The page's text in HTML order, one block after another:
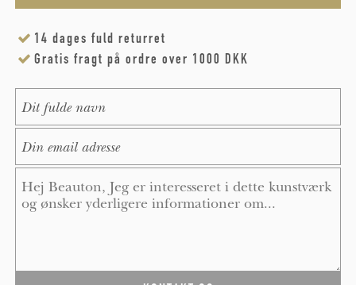
14 dages fuld returret
Gratis fragt på ordre over 1000 DKK